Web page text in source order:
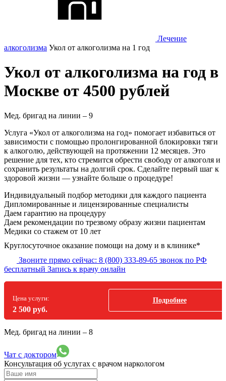
Лечение
алкоголизма Укол от алкоголизма на 1 год
Укол от алкоголизма на год в
Москве от 4500 рублей
Мед. бригад на линии – 9
Услуга «Укол от алкоголизма на год» помогает избавиться от
зависимости с помощью пролонгированной блокировки тяги
к алкоголю, действующей на протяжении 12 месяцев. Это
решение для тех, кто стремится обрести свободу от алкоголя и
сохранить результаты на долгий срок. Сделайте первый шаг к
здоровой жизни — узнайте больше о процедуре!
Индивидуальный подбор методики для каждого пациента
Дипломированные и лицензированные специалисты
Даем гарантию на процедуру
Даем рекомендации по трезвому образу жизни пациентам
Медики со стажем от 10 лет
Круглосуточное оказание помощи на дому и в клинике*
Звоните прямо сейчас: 8 (800) 333-89-65 звонок по РФ
бесплатный Запись к врачу онлайн
Цена услуги:
2 500 руб.
Подробнее
Мед. бригад на линии – 8
Чат с доктором
Консультация об услугах с врачом наркологом